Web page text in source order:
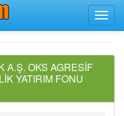
A.Ş. OKS AGRESİF
YATIRIM FONU